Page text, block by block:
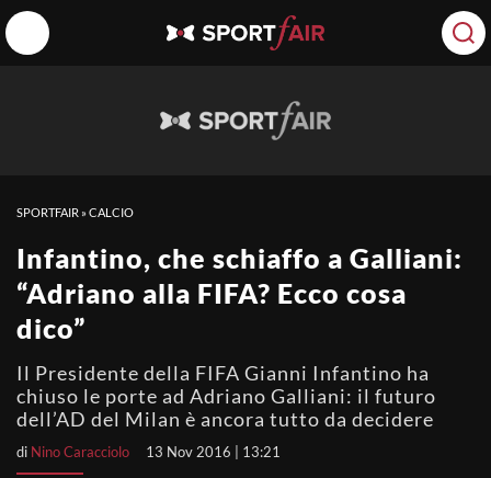
SPORTFAIR »CALCIO
Infantino, che schiaffo a Galliani:
“Adriano alla FIFA? Ecco cosa
dico”
Il Presidente della FIFA Gianni Infantino ha
chiuso le porte ad Adriano Galliani: il futuro
dell’AD del Milan è ancora tutto da decidere
di Nino Caracciolo 13 Nov 2016 | 13:21